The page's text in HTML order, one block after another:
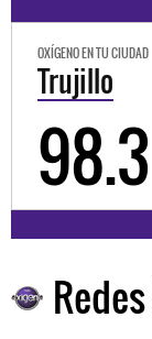
OXÍGENO EN TU CIUDAD
Trujillo
98.3